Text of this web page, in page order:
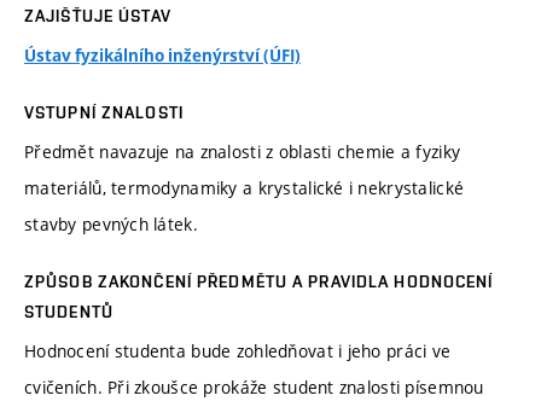
ZAJIŠŤUJE ÚSTAV
Ústav fyzikálního inženýrství (ÚFI)
VSTUPNÍ ZNALOSTI
Předmět navazuje na znalosti z oblasti chemie a fyziky
materiálů, termodynamiky a krystalické i nekrystalické
stavby pevných látek.
ZPŮSOB ZAKONČENÍ PŘEDMĚTU A PRAVIDLA HODNOCENÍ
STUDENTŮ
Hodnocení studenta bude zohledňovat i jeho práci ve
cvičeních. Při zkoušce prokáže student znalosti písemnou